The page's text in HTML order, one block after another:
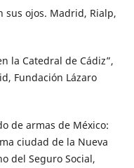
sus ojos. Madrid, Rialp,
la Catedral de Cádiz”,
Fundación Lázaro
de armas de México:
ciudad de la Nueva
del Seguro Social,